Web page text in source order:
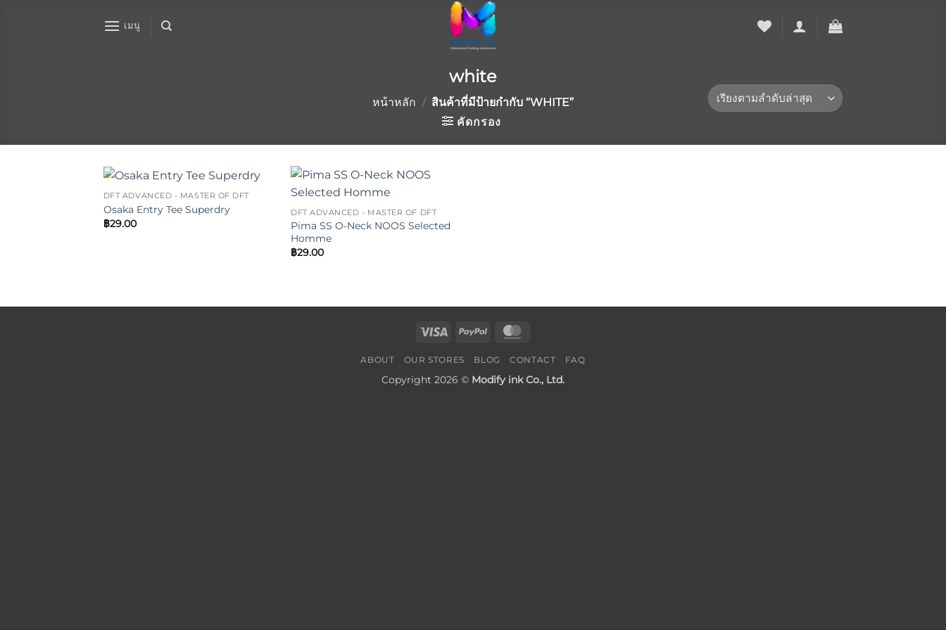
เมนู
white
หน้าหลัก / สินค้าที่มีป้ายกำกับ “WHITE”
คัดกรอง
DFT ADVANCED - MASTER OF DFT
Osaka Entry Tee Superdry
฿29.00
wishlist
DFT ADVANCED - MASTER OF DFT
Pima SS O-Neck NOOS Selected
Homme
฿29.00
Visa PayPal
ABOUT OUR STORES BLOG CONTACT FAQ
Copyright 2026 © Modify ink Co., Ltd.